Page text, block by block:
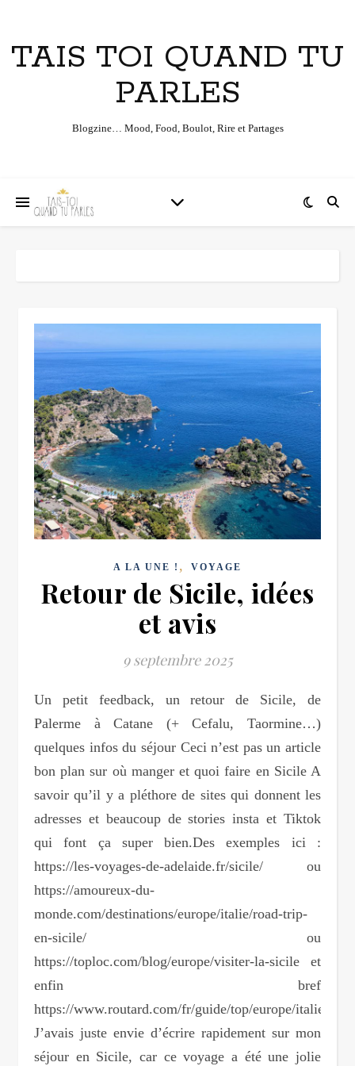
TAIS TOI QUAND TU
PARLES
Blogzine… Mood, Food, Boulot, Rire et Partages
A LA UNE ! , VOYAGE
Retour de Sicile, idées
et avis
9 septembre 2025
Un petit feedback, un retour de Sicile, de
Palerme à Catane (+ Cefalu, Taormine…)
quelques infos du séjour Ceci n’est pas un article
bon plan sur où manger et quoi faire en Sicile A
savoir qu’il y a pléthore de sites qui donnent les
adresses et beaucoup de stories insta et Tiktok
qui font ça super bien.Des exemples ici :
https://les-voyages-de-adelaide.fr/sicile/ ou
https://amoureux-du-
monde.com/destinations/europe/italie/road-trip-
en-sicile/ ou
https://toploc.com/blog/europe/visiter-la-sicile et
enfin bref
https://www.routard.com/fr/guide/top/europe/italie/
J’avais juste envie d’écrire rapidement sur mon
séjour en Sicile, car ce voyage a été une jolie